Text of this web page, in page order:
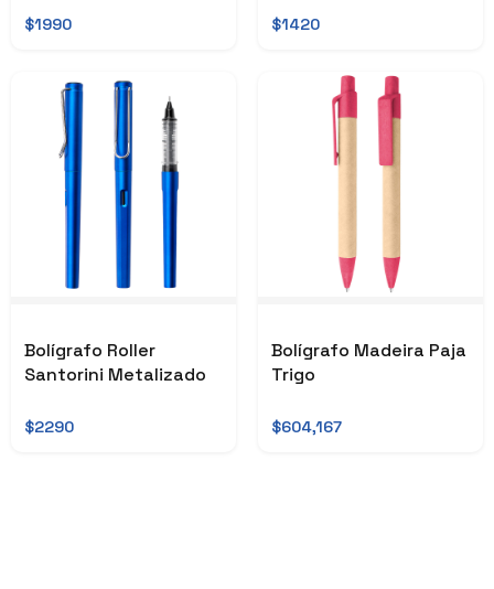
$1990 $1420
Bolígrafo Roller
Santorini Metalizado
$2290
Bolígrafo Madeira Paja
Trigo
$604,167